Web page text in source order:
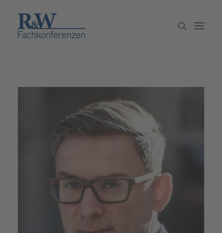
Partner werden
Newsletter
Archiv